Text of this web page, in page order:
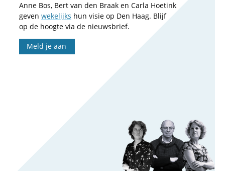
Anne Bos, Bert van den Braak en Carla Hoetink
geven wekelijks hun visie op Den Haag. Blijf
op de hoogte via de nieuwsbrief.
Meld je aan